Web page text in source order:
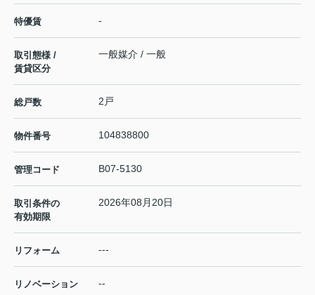
特優賃 -
取引態様 /
賃貸区分
一般媒介 / 一般
総戸数 2戸
物件番号 104838800
管理コード B07-5130
取引条件の
有効期限
2026年08月20日
リフォーム ---
リノベーション --